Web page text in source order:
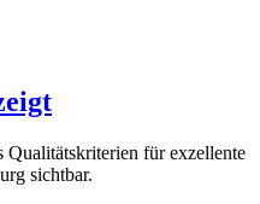
Qualitätskriterien für exzellente
sichtbar.